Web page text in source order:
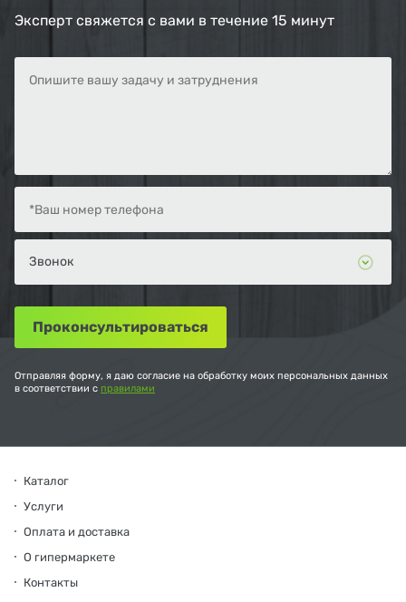
Эксперт свяжется с вами в течение 15 минут
Отправляя форму, я даю согласие на обработку моих персональных данных
в соответствии с правилами
Каталог
Услуги
Оплата и доставка
О гипермаркете
Контакты